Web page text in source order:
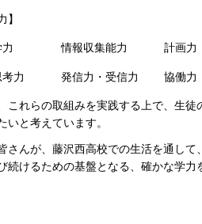
情報収集能力 計画力
力 発信力・受信力 協働力
これらの取組みを実践する上で、生徒
いと考えています。
さんが、藤沢西高校での生活を通して
続けるための基盤となる、確かな学
８年４月